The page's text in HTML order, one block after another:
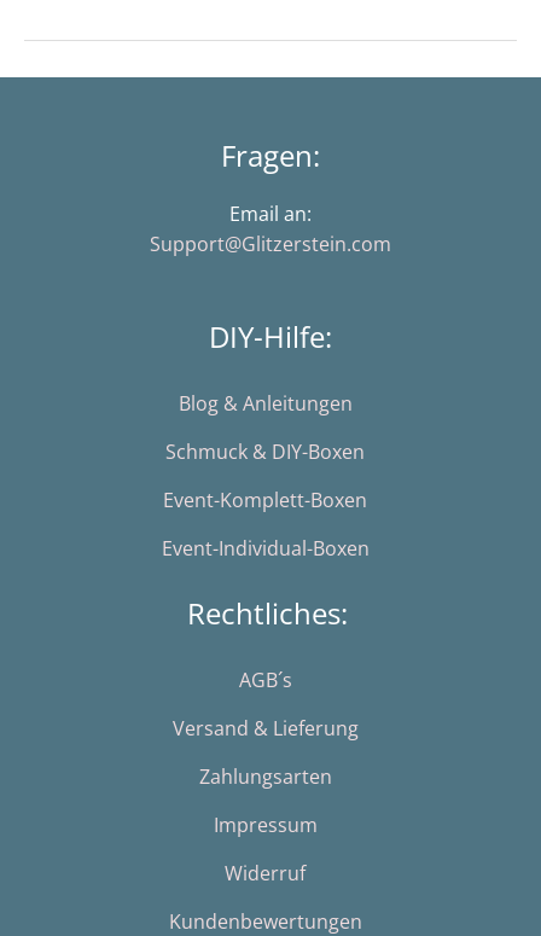
Fragen:
Email an:
Support@Glitzerstein.com
DIY-Hilfe:
Blog & Anleitungen
Schmuck & DIY-Boxen
Event-Komplett-Boxen
Event-Individual-Boxen
Rechtliches:
AGB´s
Versand & Lieferung
Zahlungsarten
Impressum
Widerruf
Kundenbewertungen